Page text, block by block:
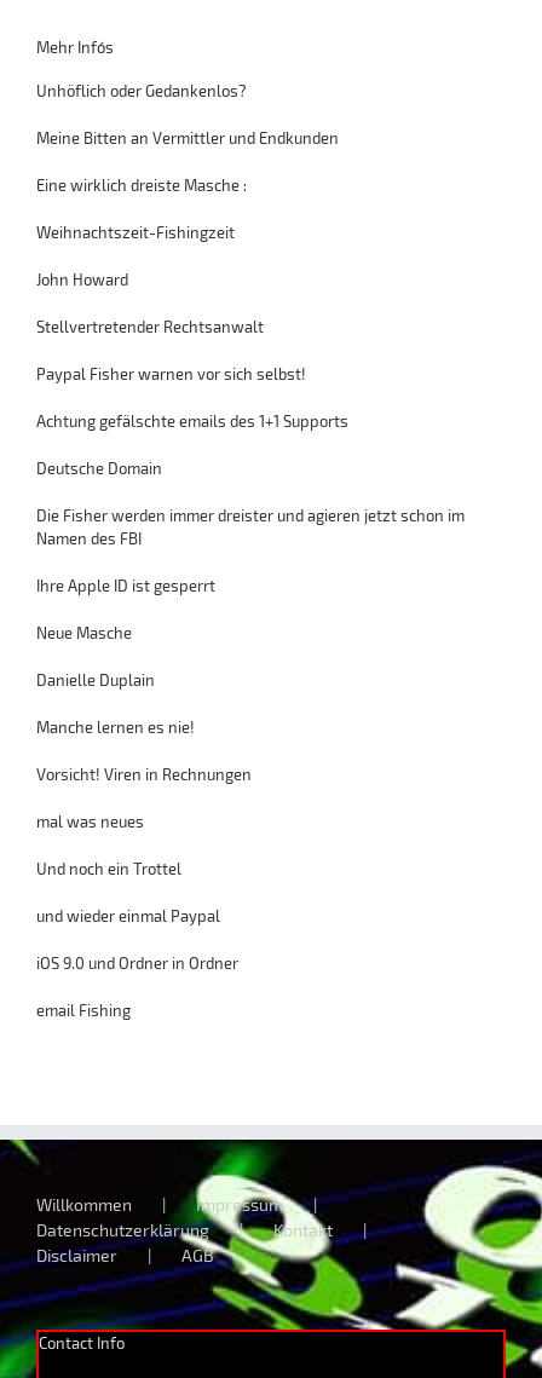
Mehr Info´s
Unhöflich oder Gedankenlos?
Meine Bitten an Vermittler und Endkunden
Eine wirklich dreiste Masche :
Weihnachtszeit-Fishingzeit
John Howard
Stellvertretender Rechtsanwalt
Paypal Fisher warnen vor sich selbst!
Achtung gefälschte emails des 1+1 Supports
Deutsche Domain
Die Fisher werden immer dreister und agieren jetzt schon im
Namen des FBI
Ihre Apple ID ist gesperrt
Neue Masche
Danielle Duplain
Manche lernen es nie!
Vorsicht! Viren in Rechnungen
mal was neues
Und noch ein Trottel
und wieder einmal Paypal
iOS 9.0 und Ordner in Ordner
email Fishing
Willkommen
Impressum
Datenschutzerklärung
Kontakt
Disclaimer
AGB
Contact Info